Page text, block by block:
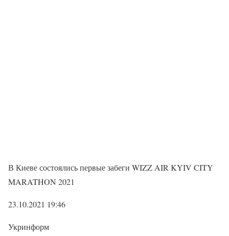
В Киеве состоялись первые забеги WIZZ AIR KYIV CITY
MARATHON 2021
23.10.2021 19:46
Укринформ